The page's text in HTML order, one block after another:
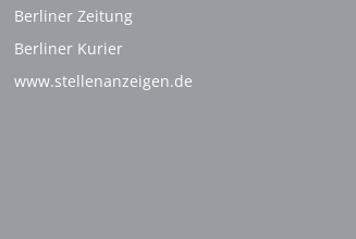
Berliner Zeitung
Berliner Kurier
www.stellenanzeigen.de